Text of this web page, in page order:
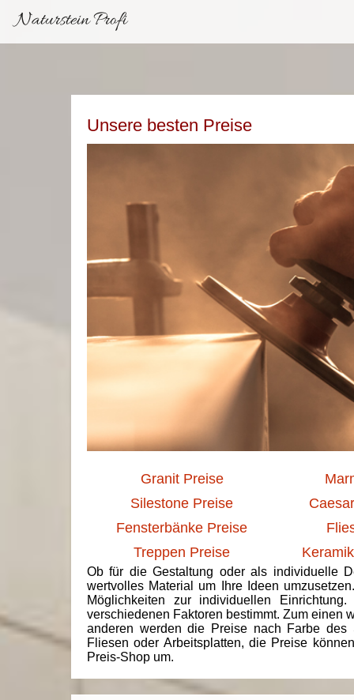
Naturstein Profi
Unsere besten Preise
Granit Preise
Silestone Preise
Fensterbänke Preise
Treppen Preise
Ob für die Gestaltung oder als individuelle
wertvolles Material um Ihre Ideen
Möglichkeiten zur individuellen
verschiedenen Faktoren bestimmt. Zum einen
anderen werden die Preise nach Farbe des
Fliesen oder Arbeitsplatten, die Preise
Preis-Shop um.